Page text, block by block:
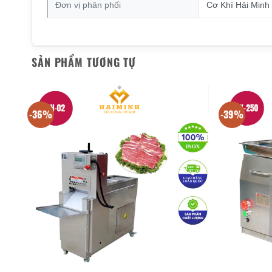
Đơn vị phân phối Cơ Khí Hải Minh
SẢN PHẨM TƯƠNG TỰ
-36% -39%